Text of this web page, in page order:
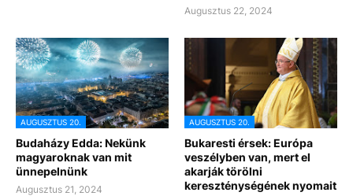
Augusztus 22, 2024
AUGUSZTUS 20.
Budaházy Edda: Nekünk
magyaroknak van mit
ünnepelnünk
Augusztus 21, 2024
AUGUSZTUS 20.
Bukaresti érsek: Európa
veszélyben van, mert el
akarják törölni
kereszténységének nyomait